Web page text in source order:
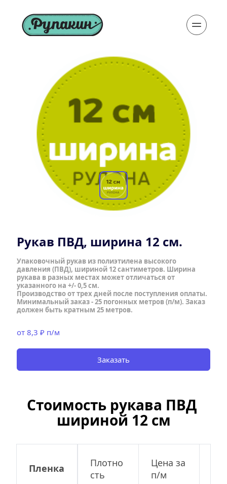
Рукав ПВД, ширина 12 см.
Упаковочный рукав из полиэтилена высокого
давления (ПВД), шириной 12 сантиметров. Ширина
рукава в разных местах может отличаться от
указанного на +/- 0,5 см.
Производство от трех дней после поступления оплаты.
Минимальный заказ - 25 погонных метров (п/м). Заказ
должен быть кратным 25 метров.
от 8,3 ₽ п/м
Заказать
Стоимость рукава ПВД
шириной 12 см
Пленка
Плотно
сть
Цена за
п/м